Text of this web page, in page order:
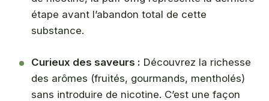
étape avant l’abandon total de cette
substance.
Curieux des saveurs : Découvrez la richesse
des arômes (fruités, gourmands, mentholés)
sans introduire de nicotine. C’est une façon